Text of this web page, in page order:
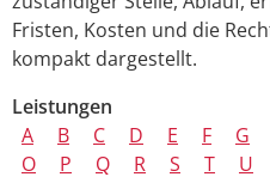
Fristen, Kosten und die
kompakt dargestellt.
Leistungen
A
B C D E F G
O
P Q R S T U